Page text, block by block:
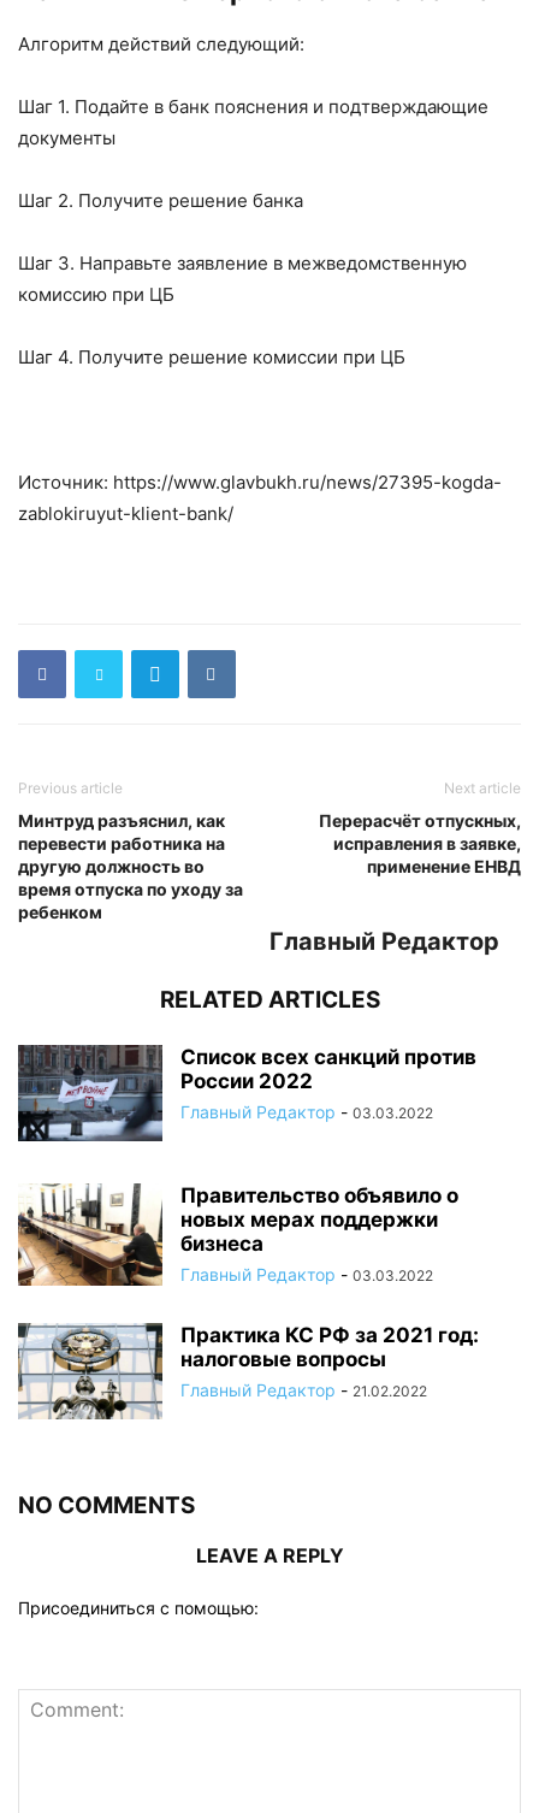
Алгоритм действий следующий:
Шаг 1. Подайте в банк пояснения и подтверждающие
документы
Шаг 2. Получите решение банка
Шаг 3. Направьте заявление в межведомственную
комиссию при ЦБ
Шаг 4. Получите решение комиссии при ЦБ
Источник: https://www.glavbukh.ru/news/27395-kogda-
zablokiruyut-klient-bank/
Previous article
Минтруд разъяснил, как
перевести работника на
другую должность во
время отпуска по уходу за
ребенком
Next article
Перерасчёт отпускных,
исправления в заявке,
применение ЕНВД
Главный Редактор
RELATED ARTICLES
Список всех санкций против
России 2022
Главный Редактор - 03.03.2022
Правительство объявило о
новых мерах поддержки
бизнеса
Главный Редактор - 03.03.2022
Практика КС РФ за 2021 год:
налоговые вопросы
Главный Редактор - 21.02.2022
NO COMMENTS
LEAVE A REPLY
Присоединиться с помощью: